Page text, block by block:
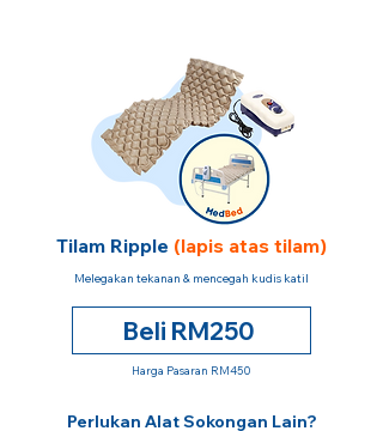
Tilam Ripple (lapis atas tilam)
Melegakan tekanan & mencegah kudis katil
Beli RM250
Harga Pasaran RM450
Perlukan Alat Sokongan Lain?